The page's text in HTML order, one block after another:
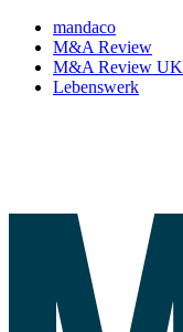
mandaco
M&A Review
M&A Review UK
Lebenswerk